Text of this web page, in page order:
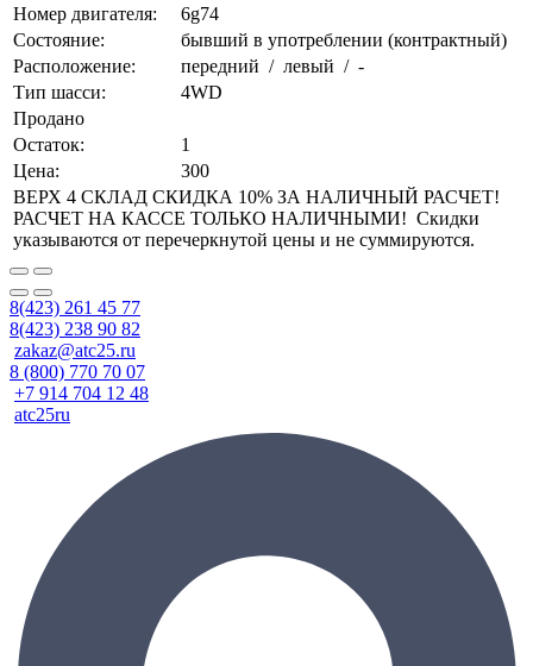
Номер двигателя:
6g74
Состояние:
бывший в употреблении (контрактный)
Расположение:
передний / левый / -
Тип шасси:
4WD
Продано
Остаток:
1
Цена:
300
ВЕРХ 4 СКЛАД СКИДКА 10% ЗА НАЛИЧНЫЙ РАСЧЕТ!
РАСЧЕТ НА КАССЕ ТОЛЬКО НАЛИЧНЫМИ! Скидки
указываются от перечеркнутой цены и не суммируются.
8(423) 261 45 77
8(423) 238 90 82
zakaz@atc25.ru
8 (800) 770 70 07
+7 914 704 12 48
atc25ru